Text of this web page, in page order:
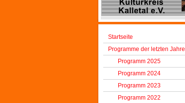
Startseite
Programme der letzten Jahre
Programm 2025
Programm 2024
Programm 2023
Programm 2022